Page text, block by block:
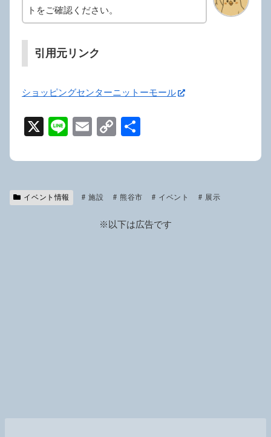
トをご確認ください。
引用元リンク
ショッピングセンターニットーモール
X
Li
e
E
ail
C
p
Li
n
イベント情報 施設 熊谷市 イベント 展示
※以下は広告です